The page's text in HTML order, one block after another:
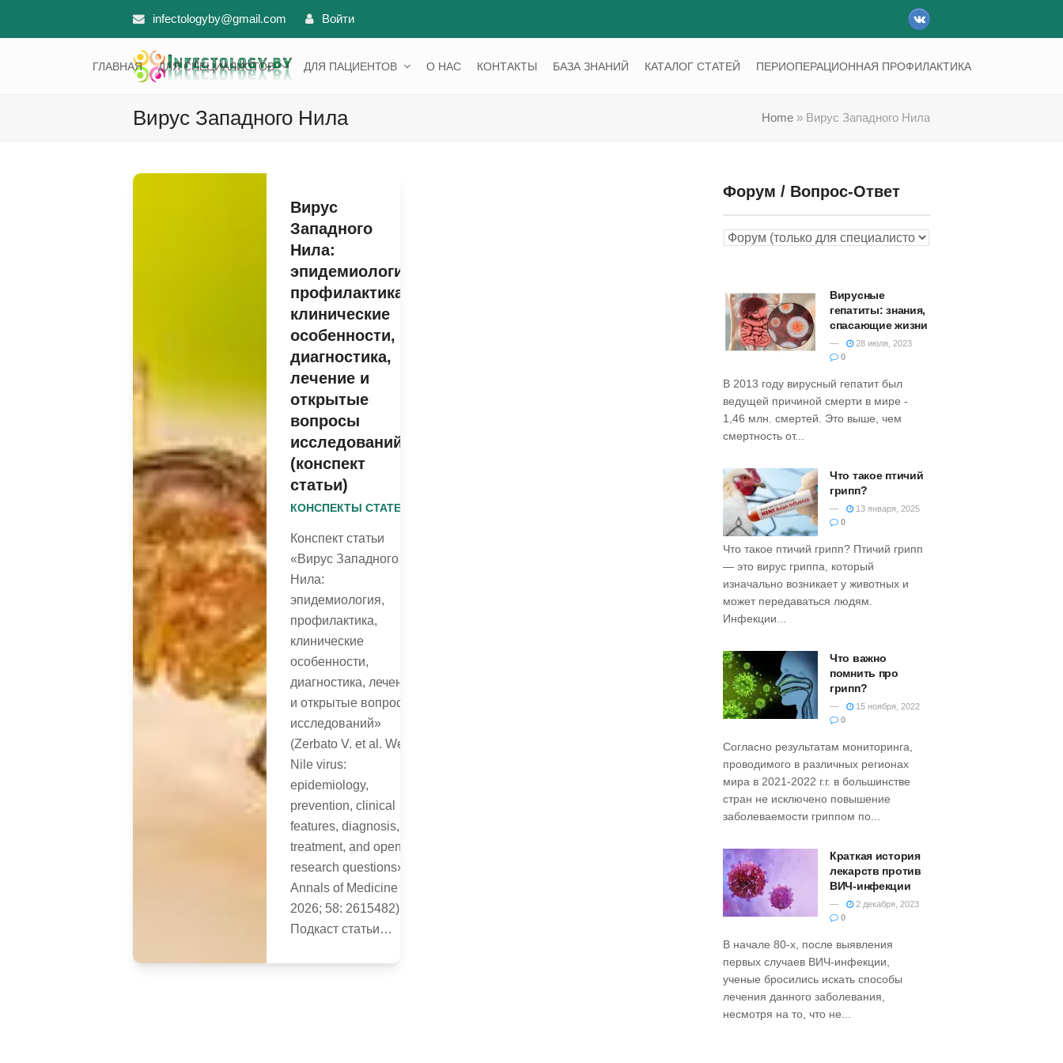
infectologyby@gmail.com Войти VK
ГЛАВНАЯ ДЛЯ СПЕЦИАЛИСТОВ ДЛЯ ПАЦИЕНТОВ О НАС КОНТАКТЫ БАЗА ЗНАНИЙ КАТАЛОГ СТАТЕЙ ПЕРИОПЕРАЦИОННАЯ ПРОФИЛАКТИКА
Вирус Западного Нила Home » Вирус Западного Нила
Вирус
Западного
Нила:
эпидемиология,
профилактика,
клинические
особенности,
диагностика,
лечение и
открытые
вопросы
исследований
(конспект
статьи)
КОНСПЕКТЫ СТАТЕЙ
Конспект статьи
«Вирус Западного
Нила:
эпидемиология,
профилактика,
клинические
особенности,
диагностика, лечение
и открытые вопросы
исследований»
(Zerbato V. et al. West
Nile virus:
epidemiology,
prevention, clinical
features, diagnosis,
treatment, and open
research questions»
Annals of Medicine
2026; 58: 2615482).
Подкаст статьи…
Форум / Вопрос-Ответ
Вирусные
гепатиты: знания,
спасающие жизни
28 июля, 2023
0
В 2013 году вирусный гепатит был
ведущей причиной смерти в мире -
1,46 млн. смертей. Это выше, чем
смертность от...
Что такое птичий
грипп?
13 января, 2025
0
Что такое птичий грипп? Птичий грипп
— это вирус гриппа, который
изначально возникает у животных и
может передаваться людям.
Инфекции...
Что важно
помнить про
грипп?
15 ноября, 2022
0
Согласно результатам мониторинга,
проводимого в различных регионах
мира в 2021-2022 г.г. в большинстве
стран не исключено повышение
заболеваемости гриппом по...
Краткая история
лекарств против
ВИЧ-инфекции
2 декабря, 2023
0
В начале 80-х, после выявления
первых случаев ВИЧ-инфекции,
ученые бросились искать способы
лечения данного заболевания,
несмотря на то, что не...